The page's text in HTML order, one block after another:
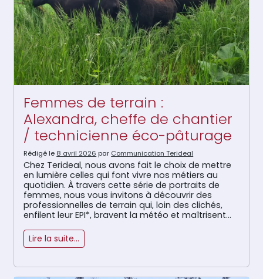
Femmes de terrain :
Alexandra, cheffe de chantier
/ technicienne éco-pâturage
Rédigé le 8 avril 2026 par Communication Terideal
Chez Terideal, nous avons fait le choix de mettre
en lumière celles qui font vivre nos métiers au
quotidien. À travers cette série de portraits de
femmes, nous vous invitons à découvrir des
professionnelles de terrain qui, loin des clichés,
enfilent leur EPI*, bravent la météo et maîtrisent
Lire la suite…